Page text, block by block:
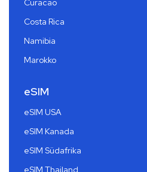
Curacao
Costa Rica
Namibia
Marokko
eSIM
eSIM USA
eSIM Kanada
eSIM Südafrika
eSIM Thailand